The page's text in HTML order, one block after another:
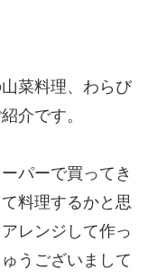
菜料理、わらび
介です。
パーで買ってき
料理するかと思
レンジして作っ
うございまして